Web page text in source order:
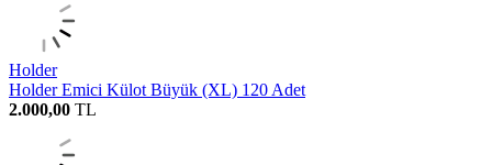
Holder
Holder Emici Külot Büyük (XL) 120 Adet
2.000,00 TL